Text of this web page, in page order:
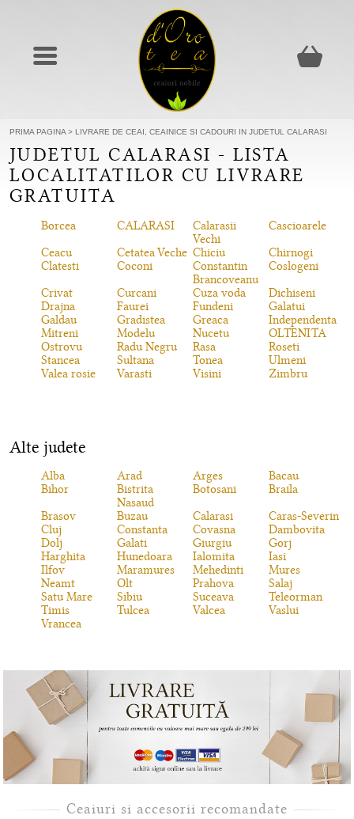
PRIMA PAGINA > LIVRARE DE CEAI, CEAINICE SI CADOURI IN JUDETUL CALARASI
JUDETUL CALARASI - LISTA
LOCALITATILOR CU LIVRARE
GRATUITA
Borcea CALARASI
Calarasii
Vechi
Cascioarele
Ceacu
Cetatea Veche Chiciu
Chirnogi
Clatesti
Coconi
Constantin
Brancoveanu
Coslogeni
Crivat
Curcani Cuza voda
Dichiseni
Drajna
Faurei Fundeni
Galatui
Galdau
Gradistea Greaca
Independenta
Mitreni
Modelu Nucetu
OLTENITA
Ostrovu
Radu Negru Rasa
Roseti
Stancea
Sultana Tonea
Ulmeni
Valea rosie
Varasti Visini Zimbru
Alte judete
Alba Arad Arges
Bacau
Bihor
Bistrita
Nasaud
Botosani
Braila
Brasov
Buzau Calarasi
Caras-Severin
Cluj
Constanta Covasna
Dambovita
Dolj
Galati Giurgiu
Gorj
Harghita
Hunedoara Ialomita
Iasi
Ilfov
Maramures Mehedinti
Mures
Neamt
Olt Prahova
Salaj
Satu Mare
Sibiu Suceava
Teleorman
Timis
Tulcea Valcea
Vaslui
Vrancea
Ceaiuri si accesorii recomandate